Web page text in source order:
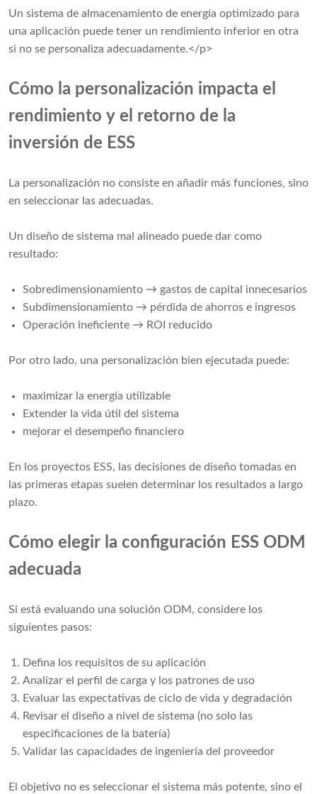
Un sistema de almacenamiento de energía optimizado para
una aplicación puede tener un rendimiento inferior en otra
si no se personaliza adecuadamente.</p>
Cómo la personalización impacta el
rendimiento y el retorno de la
inversión de ESS
La personalización no consiste en añadir más funciones, sino
en seleccionar las adecuadas.
Un diseño de sistema mal alineado puede dar como
resultado:
Sobredimensionamiento → gastos de capital innecesarios
Subdimensionamiento → pérdida de ahorros e ingresos
Operación ineficiente → ROI reducido
Por otro lado, una personalización bien ejecutada puede:
maximizar la energía utilizable
Extender la vida útil del sistema
mejorar el desempeño financiero
En los proyectos ESS, las decisiones de diseño tomadas en
las primeras etapas suelen determinar los resultados a largo
plazo.
Cómo elegir la configuración ESS ODM
adecuada
Si está evaluando una solución ODM, considere los
siguientes pasos:
Defina los requisitos de su aplicación
Analizar el perfil de carga y los patrones de uso
Evaluar las expectativas de ciclo de vida y degradación
Revisar el diseño a nivel de sistema (no solo las
especificaciones de la batería)
Validar las capacidades de ingeniería del proveedor
El objetivo no es seleccionar el sistema más potente, sino el